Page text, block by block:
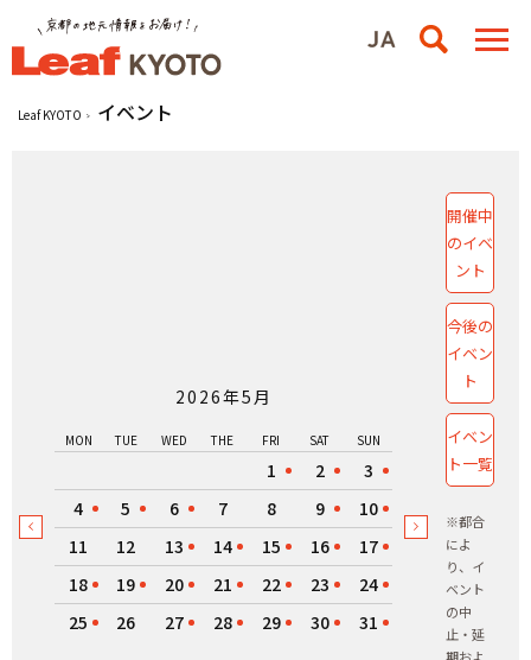
Leaf KYOTO イベント
2026年5月
MON TUE WED THE FRI SAT SUN
1 2
3
4
5 6 7 8 9
10
11
12 13 14 15 16
17
18
19 20 21 22 23
24
25
26 27 28 29 30 31
開催中
のイベ
ント
今後の
イベン
ト
イベン
ト一覧
※都合
によ
り、イ
ベント
の中
止・延